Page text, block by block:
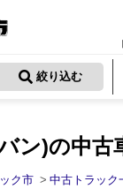
トラック買取
トラック市とは
ン)の中古
絞り込む
ク市 中古トラック